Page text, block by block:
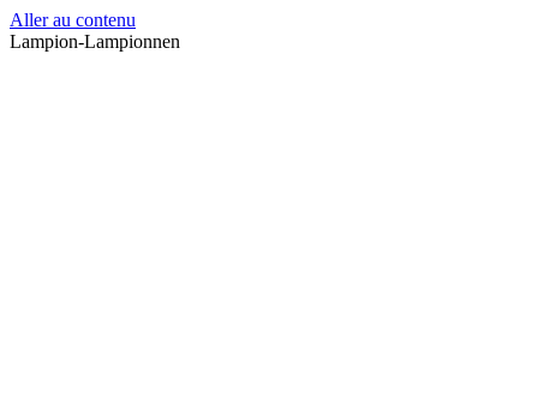
Aller au contenu
Lampion-Lampionnen